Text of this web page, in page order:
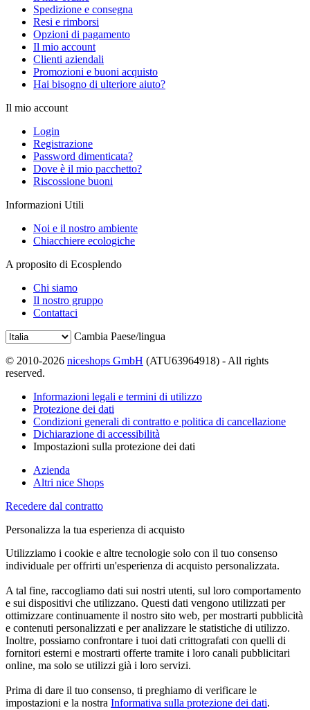
Spedizione e consegna
Resi e rimborsi
Opzioni di pagamento
Il mio account
Clienti aziendali
Promozioni e buoni acquisto
Hai bisogno di ulteriore aiuto?
Il mio account
Login
Registrazione
Password dimenticata?
Dove è il mio pacchetto?
Riscossione buoni
Informazioni Utili
Noi e il nostro ambiente
Chiacchiere ecologiche
A proposito di Ecosplendo
Chi siamo
Il nostro gruppo
Contattaci
Cambia Paese/lingua
© 2010-2026 niceshops GmbH (ATU63964918) - All rights
reserved.
Informazioni legali e termini di utilizzo
Protezione dei dati
Condizioni generali di contratto e politica di cancellazione
Dichiarazione di accessibilità
Impostazioni sulla protezione dei dati
Azienda
Altri nice Shops
Recedere dal contratto
Personalizza la tua esperienza di acquisto
Utilizziamo i cookie e altre tecnologie solo con il tuo consenso
individuale per offrirti un'esperienza di acquisto personalizzata.
A tal fine, raccogliamo dati sui nostri utenti, sul loro comportamento
e sui dispositivi che utilizzano. Questi dati vengono utilizzati per
ottimizzare continuamente il nostro sito web, per mostrarti pubblicità
e contenuti personalizzati e per analizzare le statistiche di utilizzo.
Inoltre, possiamo confrontare i tuoi dati crittografati con quelli di
fornitori esterni e mostrarti offerte tramite i loro canali pubblicitari
online, ma solo se utilizzi già i loro servizi.
Prima di dare il tuo consenso, ti preghiamo di verificare le
impostazioni e la nostra Informativa sulla protezione dei dati.